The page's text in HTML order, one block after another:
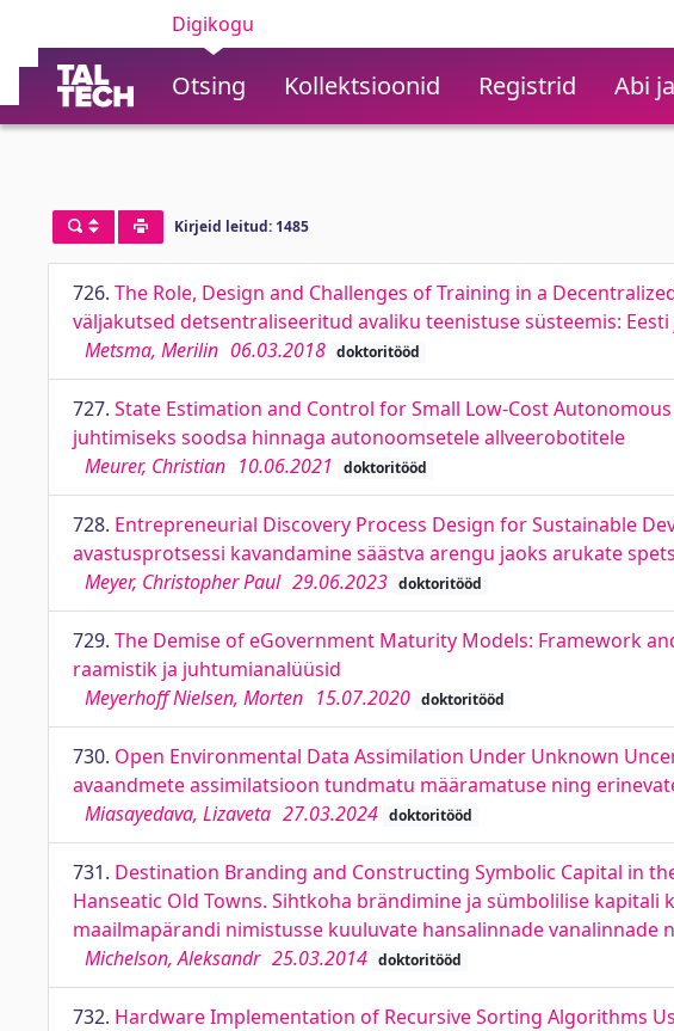
Digikogu
Otsing Kollektsioonid Registrid Abi
Kirjeid leitud: 1485
726. The Role, Design and Challenges of Training in a
väljakutsed detsentraliseeritud avaliku teenistuse süsteemis:
Metsma, Merilin 06.03.2018 doktoritööd
727. State Estimation and Control for Small Low-Cost
juhtimiseks soodsa hinnaga autonoomsetele allveerobotitele
Meurer, Christian 10.06.2021 doktoritööd
728. Entrepreneurial Discovery Process Design for Sustainable
avastusprotsessi kavandamine säästva arengu jaoks arukate
Meyer, Christopher Paul 29.06.2023 doktoritööd
729. The Demise of eGovernment Maturity Models: Framework
raamistik ja juhtumianalüüsid
Meyerhoff Nielsen, Morten 15.07.2020 doktoritööd
730. Open Environmental Data Assimilation Under Unknown
avaandmete assimilatsioon tundmatu määramatuse ning
Miasayedava, Lizaveta 27.03.2024 doktoritööd
731. Destination Branding and Constructing Symbolic Capital in
Hanseatic Old Towns. Sihtkoha brändimine ja sümbolilise
maailmapärandi nimistusse kuuluvate hansalinnade vanalinnade
Michelson, Aleksandr 25.03.2014 doktoritööd
732. Hardware Implementation of Recursive Sorting Algorithms